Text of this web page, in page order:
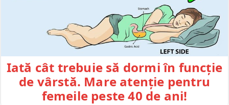
Iată cât trebuie să dormi în funcție
de vârstă. Mare atenție pentru
femeile peste 40 de ani!